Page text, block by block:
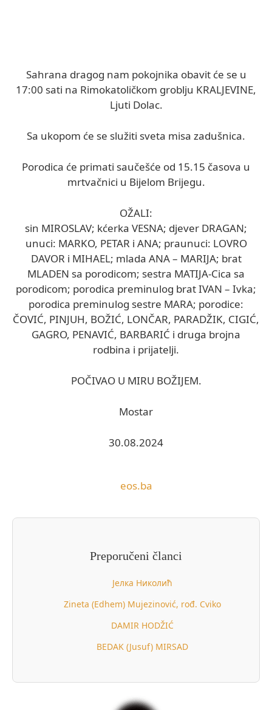
Sahrana dragog nam pokojnika obavit će se u
17:00 sati na Rimokatoličkom groblju KRALJEVINE,
Ljuti Dolac.
Sa ukopom će se služiti sveta misa zadušnica.
Porodica će primati saučešće od 15.15 časova u
mrtvačnici u Bijelom Brijegu.
OŽALI:
sin MIROSLAV; kćerka VESNA; djever DRAGAN;
unuci: MARKO, PETAR i ANA; praunuci: LOVRO
DAVOR i MIHAEL; mlada ANA – MARIJA; brat
MLADEN sa porodicom; sestra MATIJA-Cica sa
porodicom; porodica preminulog brat IVAN – Ivka;
porodica preminulog sestre MARA; porodice:
ČOVIĆ, PINJUH, BOŽIĆ, LONČAR, PARADŽIK, CIGIĆ,
GAGRO, PENAVIĆ, BARBARIĆ i druga brojna
rodbina i prijatelji.
POČIVAO U MIRU BOŽIJEM.
Mostar
30.08.2024
eos.ba
Preporučeni članci
Јелка Николић
Zineta (Edhem) Mujezinović, rođ. Cviko
DAMIR HODŽIĆ
BEDAK (Jusuf) MIRSAD